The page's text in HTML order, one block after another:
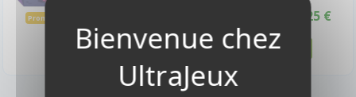
Promo -10%
Disponible
20,25 €